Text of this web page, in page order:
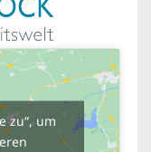
zu“, um